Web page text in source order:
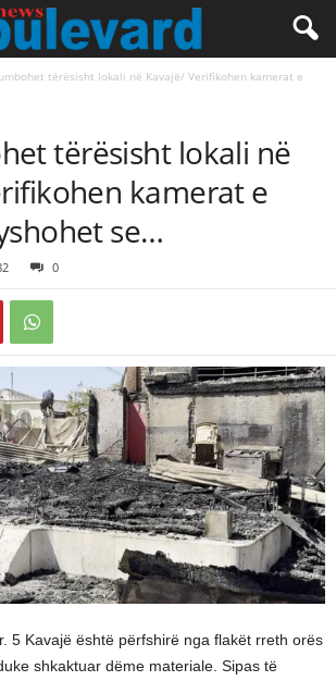
tërësisht lokali në Kavajë/ Verifikohen kamerat e
tërësisht lokali në
kamerat e
se…
0
5 Kavajë është përfshirë nga flakët rreth orës
shkaktuar dëme materiale. Sipas të